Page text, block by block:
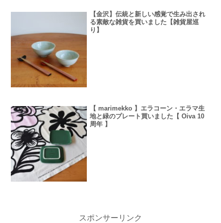
【金沢】伝統と新しい感覚で生み出され
る素敵な雑貨を買いました【雑貨屋巡
り】
【 marimekko 】エラコーン・エラマ生
地と緑のプレート買いました【 Oiva 10
周年 】
スポンサーリンク